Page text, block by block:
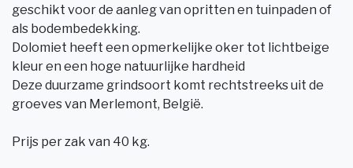
geschikt voor de aanleg van opritten en tuinpaden of
als bodembedekking.
Dolomiet heeft een opmerkelijke oker tot lichtbeige
kleur en een hoge natuurlijke hardheid
Deze duurzame grindsoort komt rechtstreeks uit de
groeves van Merlemont, België.
Prijs per zak van 40 kg.